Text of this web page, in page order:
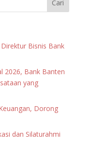
Bisnis Bank
2026, Bank Banten
yang
Dorong
dan Silaturahmi